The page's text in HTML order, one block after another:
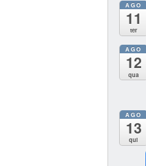
AGO
11
ter
AGO
12
qua
AGO
13
qui